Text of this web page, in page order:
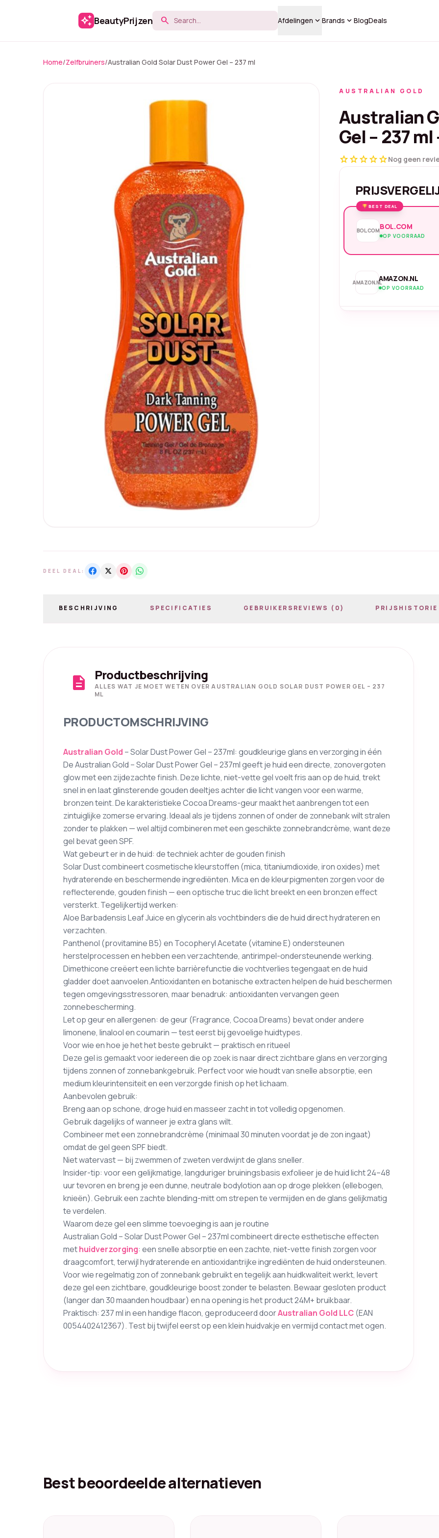
auto_awesome BeautyPrijzen search Afdelingen keyboard_arrow_downBrands keyboard_arrow_downBlogDeals
Home/Zelfbruiners/Australian Gold Solar Dust Power Gel – 237 ml
AUSTRALIAN GOLD
Australian
Gel – 237
starstarstarstarstarNog geen
BEST DEAL
BOL.COMBOL.COM
OP VOORRAAD
AMAZON.NLAMAZON.NL
OP VOORRAAD
DEEL DEAL:
BESCHRIJVING SPECIFICATIES GEBRUIKERSREVIEWS (0) PRIJSHISTORIE
description Productbeschrijving
ALLES WAT JE MOET WETEN OVER AUSTRALIAN GOLD SOLAR DUST POWER GEL – 237
ML
PRODUCTOMSCHRIJVING
Australian Gold – Solar Dust Power Gel – 237ml: goudkleurige glans en verzorging in één
De Australian Gold – Solar Dust Power Gel – 237ml geeft je huid een directe, zonovergoten
glow met een zijdezachte finish. Deze lichte, niet-vette gel voelt fris aan op de huid, trekt
snel in en laat glinsterende gouden deeltjes achter die licht vangen voor een warme,
bronzen teint. De karakteristieke Cocoa Dreams-geur maakt het aanbrengen tot een
zintuiglijke zomerse ervaring. Ideaal als je tijdens zonnen of onder de zonnebank wilt stralen
zonder te plakken — wel altijd combineren met een geschikte zonnebrandcrème, want deze
gel bevat geen SPF.
Wat gebeurt er in de huid: de techniek achter de gouden finish
Solar Dust combineert cosmetische kleurstoffen (mica, titaniumdioxide, iron oxides) met
hydraterende en beschermende ingrediënten. Mica en de kleurpigmenten zorgen voor de
reflecterende, gouden finish — een optische truc die licht breekt en een bronzen effect
versterkt. Tegelijkertijd werken:
Aloe Barbadensis Leaf Juice en glycerin als vochtbinders die de huid direct hydrateren en
verzachten.
Panthenol (provitamine B5) en Tocopheryl Acetate (vitamine E) ondersteunen
herstelprocessen en hebben een verzachtende, antirimpel-ondersteunende werking.
Dimethicone creëert een lichte barrièrefunctie die vochtverlies tegengaat en de huid
gladder doet aanvoelen.Antioxidanten en botanische extracten helpen de huid beschermen
tegen omgevingsstressoren, maar benadruk: antioxidanten vervangen geen
zonnebescherming.
Let op geur en allergenen: de geur (Fragrance, Cocoa Dreams) bevat onder andere
limonene, linalool en coumarin — test eerst bij gevoelige huidtypes.
Voor wie en hoe je het het beste gebruikt — praktisch en ritueel
Deze gel is gemaakt voor iedereen die op zoek is naar direct zichtbare glans en verzorging
tijdens zonnen of zonnebankgebruik. Perfect voor wie houdt van snelle absorptie, een
medium kleurintensiteit en een verzorgde finish op het lichaam.
Aanbevolen gebruik:
Breng aan op schone, droge huid en masseer zacht in tot volledig opgenomen.
Gebruik dagelijks of wanneer je extra glans wilt.
Combineer met een zonnebrandcrème (minimaal 30 minuten voordat je de zon ingaat)
omdat de gel geen SPF biedt.
Niet watervast — bij zwemmen of zweten verdwijnt de glans sneller.
Insider-tip: voor een gelijkmatige, langduriger bruiningsbasis exfolieer je de huid licht 24–48
uur tevoren en breng je een dunne, neutrale bodylotion aan op droge plekken (ellebogen,
knieën). Gebruik een zachte blending-mitt om strepen te vermijden en de glans gelijkmatig
te verdelen.
Waarom deze gel een slimme toevoeging is aan je routine
Australian Gold – Solar Dust Power Gel – 237ml combineert directe esthetische effecten
methuidverzorging: een snelle absorptie en een zachte, niet-vette finish zorgen voor
draagcomfort, terwijl hydraterende en antioxidantrijke ingrediënten de huid ondersteunen.
Voor wie regelmatig zon of zonnebank gebruikt en tegelijk aan huidkwaliteit werkt, levert
deze gel een zichtbare, goudkleurige boost zonder te belasten. Bewaar gesloten product
(langer dan 30 maanden houdbaar) en na opening is het product 24M+ bruikbaar.
Praktisch: 237 ml in een handige flacon, geproduceerd doorAustralian Gold LLC (EAN
0054402412367). Test bij twijfel eerst op een klein huidvakje en vermijd contact met ogen.
Best beoordeelde alternatieven